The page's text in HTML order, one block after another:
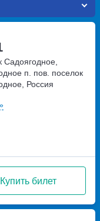
Купить билет
Садоягодное,
п. пов. поселок
Россия